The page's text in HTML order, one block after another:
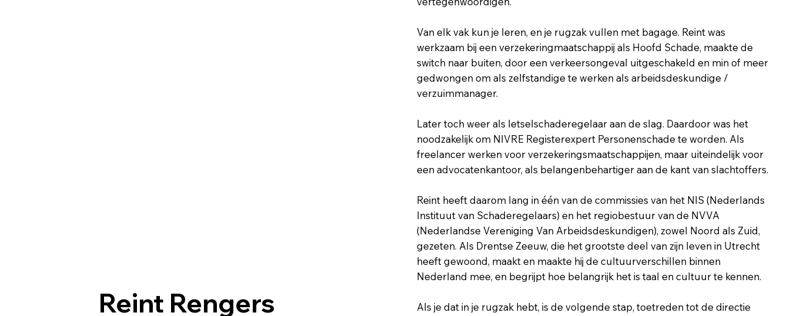
Reint Rengers
Van elk vak kun je leren, en je rugzak vullen met bagage. Reint was
werkzaam bij een verzekeringmaatschappij als Hoofd Schade, maakte de
switch naar buiten, door een verkeersongeval uitgeschakeld en min of meer
gedwongen om als zelfstandige te werken als arbeidsdeskundige /
verzuimmanager.
Later toch weer als letselschaderegelaar aan de slag. Daardoor was het
noodzakelijk om NIVRE Registerexpert Personenschade te worden. Als
freelancer werken voor verzekeringsmaatschappijen, maar uiteindelijk voor
een advocatenkantoor, als belangenbehartiger aan de kant van slachtoffers.
Reint heeft daarom lang in één van de commissies van het NIS (Nederlands
Instituut van Schaderegelaars) en het regiobestuur van de NVVA
(Nederlandse Vereniging Van Arbeidsdeskundigen), zowel Noord als Zuid,
gezeten. Als Drentse Zeeuw, die het grootste deel van zijn leven in Utrecht
heeft gewoond, maakt en maakte hij de cultuurverschillen binnen
Nederland mee, en begrijpt hoe belangrijk het is taal en cultuur te kennen.
Als je dat in je rugzak hebt, is de volgende stap, toetreden tot de directie